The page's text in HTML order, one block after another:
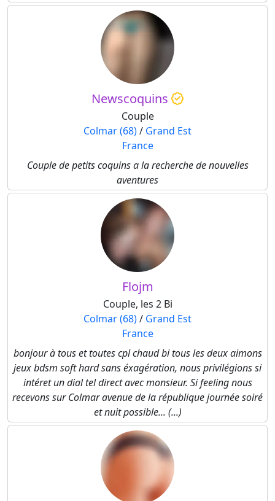
Newscoquins
Couple
Colmar (68)/ Grand Est
France
Couple de petits coquins a la recherche de nouvelles
aventures
Flojm
Couple, les 2 Bi
Colmar (68)/ Grand Est
France
bonjour à tous et toutes cpl chaud bi tous les deux aimons
jeux bdsm soft hard sans éxagération, nous privilégions si
intéret un dial tel direct avec monsieur. Si feeling nous
recevons sur Colmar avenue de la république journée soiré
et nuit possible... (...)